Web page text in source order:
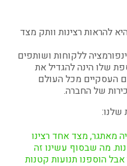
שלנו:
מאתגר, מצד אחד רצינו
מה שבסוף עשינו זה
הוספנו תנועות קטנות
להראות רצינות וותק מצד
ללקוחות ושותפים
שלו הינה להגדיל את
העסקיים מכל העולם
של החברה.